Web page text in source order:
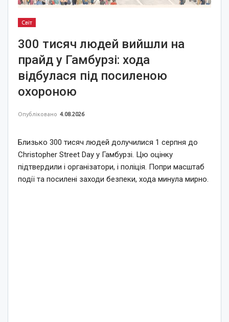
Світ
300 тисяч людей вийшли на
прайд у Гамбурзі: хода
відбулася під посиленою
охороною
Опубліковано 4.08.2026
Близько 300 тисяч людей долучилися 1 серпня до
Christopher Street Day у Гамбурзі. Цю оцінку
підтвердили і організатори, і поліція. Попри масштаб
події та посилені заходи безпеки, хода минула мирно.